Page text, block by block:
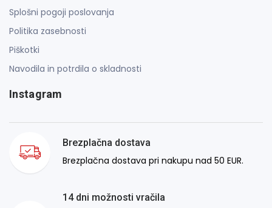
Splošni pogoji poslovanja
Politika zasebnosti
Piškotki
Navodila in potrdila o skladnosti
Instagram
Brezplačna dostava
Brezplačna dostava pri nakupu nad 50 EUR.
14 dni možnosti vračila